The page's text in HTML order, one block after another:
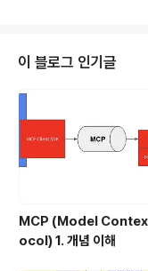
해준다. 요즘 관심이 가는 부
System으로 바꿔주는 엔
쪽이 관심이다. 이유인 즉,
이 블로그 인기글
MCP (Model
ocol) 1. 개념 이해